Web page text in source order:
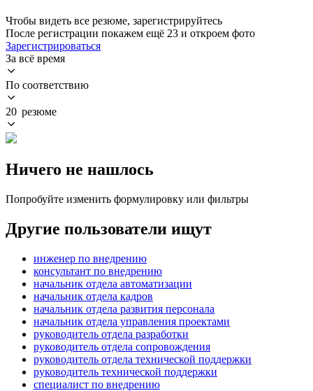
Чтобы видеть все резюме, зарегистрируйтесь
После регистрации покажем ещё 23 и откроем фото
Зарегистрироваться
За всё время
По соответствию
20 резюме
Ничего не нашлось
Попробуйте изменить формулировку или фильтры
Другие пользователи ищут
инженер по внедрению
консультант по внедрению
начальник отдела автоматизации
начальник отдела кадров
начальник отдела развития персонала
начальник отдела управления проектами
руководитель отдела разработки
руководитель отдела сопровождения
руководитель отдела технической поддержки
руководитель технической поддержки
специалист по внедрению